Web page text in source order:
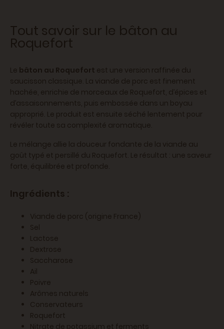
Tout savoir sur le bâton au
Roquefort
Le bâton au Roquefort est une version raffinée du
saucisson classique. La viande de porc est finement
hachée, enrichie de morceaux de Roquefort, d’épices et
d’assaisonnements, puis embossée dans un boyau
approprié. Le produit est ensuite séché lentement pour
révéler toute sa complexité aromatique.
Le mélange allie la douceur fondante de la viande au
goût typé et persillé du Roquefort. Le résultat : une saveur
forte, équilibrée et profonde.
Ingrédients :
Viande de porc (origine France)
Sel
Lactose
Dextrose
Saccharose
Ail
Poivre
Arômes naturels
Conservateurs
Roquefort
Nitrate de potassium et ferments